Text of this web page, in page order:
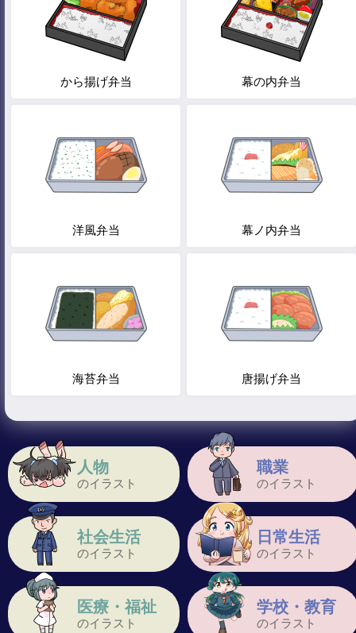
人物
のイラスト
職業
のイラスト
社会生活
のイラスト
日常生活
のイラスト
医療・福祉
のイラスト
学校・教育
のイラスト
から揚げ弁当 幕の内弁当
洋風弁当 幕ノ内弁当
海苔弁当 唐揚げ弁当